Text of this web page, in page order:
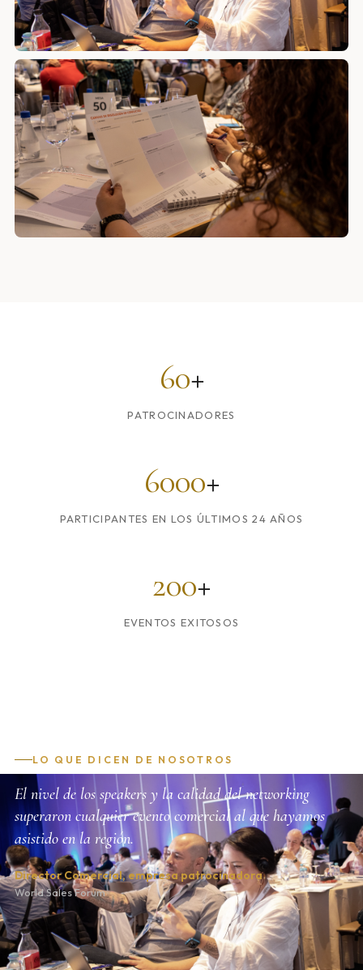
60+
PATROCINADORES
6000+
PARTICIPANTES EN LOS ÚLTIMOS 24 AÑOS
200+
EVENTOS EXITOSOS
LO QUE DICEN DE NOSOTROS
El nivel de los speakers y la calidad del networking
superaron cualquier evento comercial al que hayamos
asistido en la región.
Director Comercial, empresa patrocinadora
World Sales Forum